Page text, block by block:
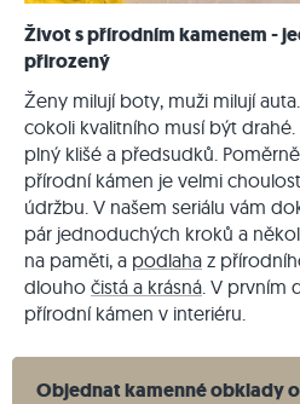
Život s přírodním kamenem -
přirozený
Ženy milují boty, muži milují
cokoli kvalitního musí být
plný klišé a předsudků.
přírodní kámen je velmi
údržbu. V našem seriálu vám
pár jednoduchých kroků a
na paměti, a podlaha z
dlouho čistá a krásná. V prvním
přírodní kámen v interiéru.
Objednat kamenné obklady